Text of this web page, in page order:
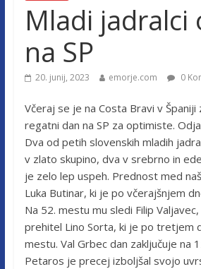
Mladi jadralci
na SP
20. junij, 2023 emorje.com 0
Včeraj se je na Costa Bravi v Španiji
regatni dan na SP za optimiste.
Dva od petih slovenskih mladih
v zlato skupino, dva v srebrno in
je zelo lep uspeh. Prednost med
Luka Butinar, ki je po včerajšnjem
Na 52. mestu mu sledi Filip
prehitel Lino Sorta, ki je po tretjem
mestu. Val Grbec dan zaključuje na
Petaros je precej izboljšal svojo